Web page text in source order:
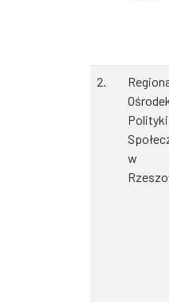
2.
Polityki
w